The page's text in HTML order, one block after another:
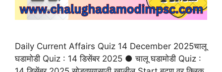
Daily Current Affairs Quiz 14 December 2025चालू
घडामोडी Quiz : 14 डिसेंबर 2025 ● चालू घडामोडी Quiz :